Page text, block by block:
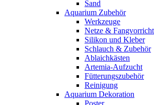
Sand
Aquarium Zubehör
Werkzeuge
Netze &
Silikon und Kleber
Schlauch & Zubehör
Ablaichkästen
Artemia-Aufzucht
Fütterungszubehör
Reinigung
Aquarium Dekoration
Poster